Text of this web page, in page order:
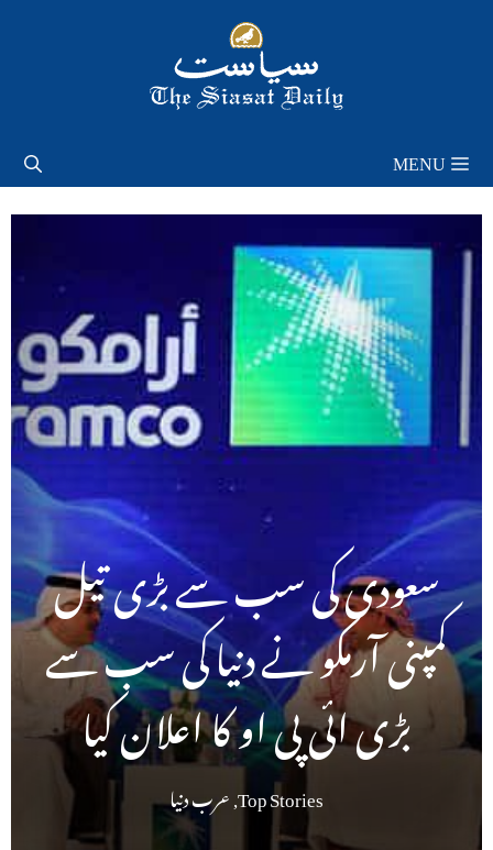
MENU
سعودی کی سب سے بڑی تیل
کمپنی آرمکو نے دنیا کی سب سے
بڑی ائی پی او کا اعلان کیا
Top Stories
,عرب دنیا